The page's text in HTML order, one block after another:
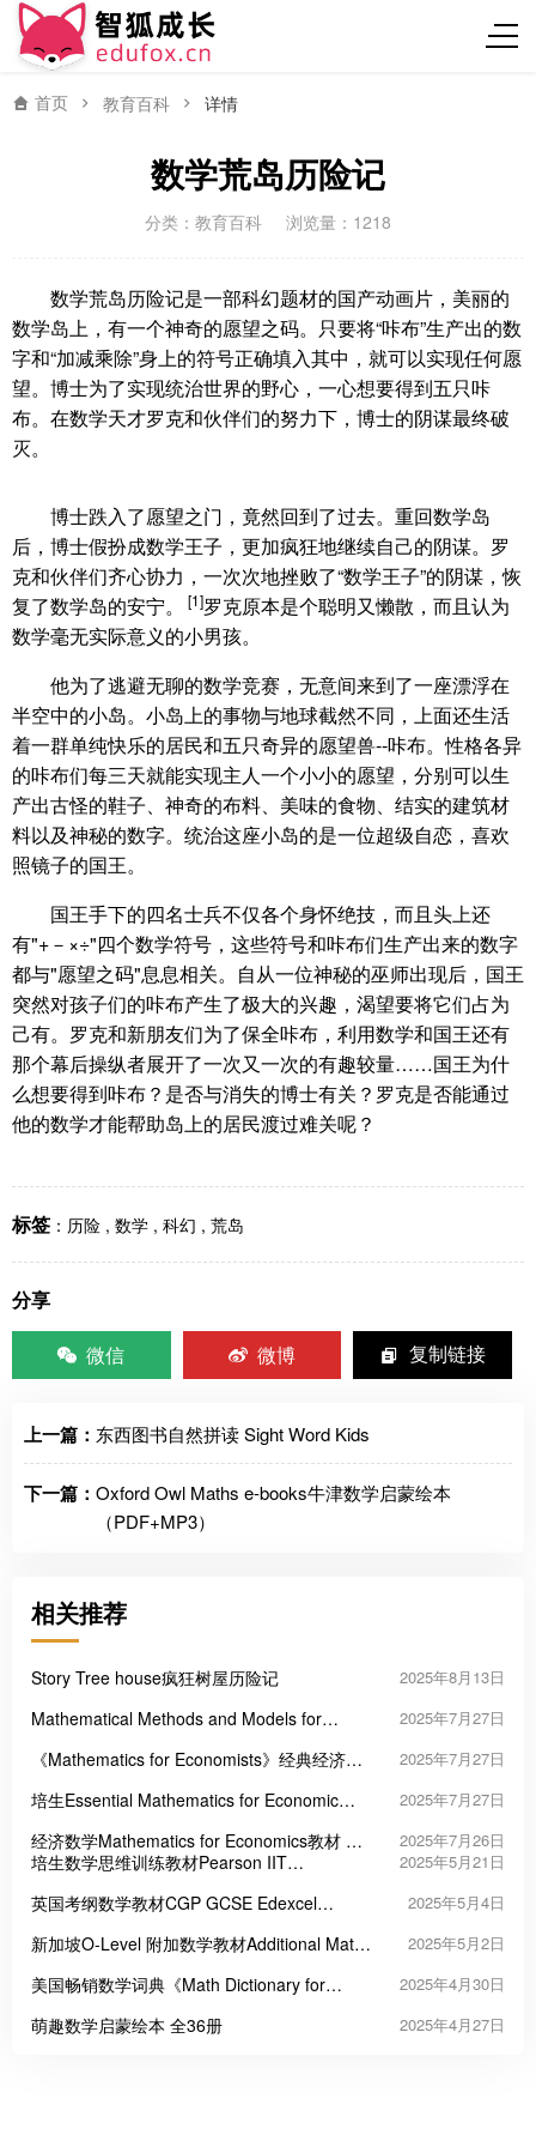
首页 教育百科 详情
数学荒岛历险记
分类： 教育百科 浏览量：1218
数学荒岛历险记是一部科幻题材的国产动画片，美丽的
数学岛上，有一个神奇的愿望之码。只要将“咔布”生产出的数
字和“加减乘除”身上的符号正确填入其中，就可以实现任何愿
望。博士为了实现统治世界的野心，一心想要得到五只咔
布。在数学天才罗克和伙伴们的努力下，博士的阴谋最终破
灭。
博士跌入了愿望之门，竟然回到了过去。重回数学岛
后，博士假扮成数学王子，更加疯狂地继续自己的阴谋。罗
克和伙伴们齐心协力，一次次地挫败了“数学王子”的阴谋，恢
复了数学岛的安宁。
[1]罗克原本是个聪明又懒散，而且认为
数学毫无实际意义的小男孩。
他为了逃避无聊的数学竞赛，无意间来到了一座漂浮在
半空中的小岛。小岛上的事物与地球截然不同，上面还生活
着一群单纯快乐的居民和五只奇异的愿望兽--咔布。性格各异
的咔布们每三天就能实现主人一个小小的愿望，分别可以生
产出古怪的鞋子、神奇的布料、美味的食物、结实的建筑材
料以及神秘的数字。统治这座小岛的是一位超级自恋，喜欢
照镜子的国王。
国王手下的四名士兵不仅各个身怀绝技，而且头上还
有"+－×÷"四个数学符号，这些符号和咔布们生产出来的数字
都与"愿望之码"息息相关。自从一位神秘的巫师出现后，国王
突然对孩子们的咔布产生了极大的兴趣，渴望要将它们占为
己有。罗克和新朋友们为了保全咔布，利用数学和国王还有
那个幕后操纵者展开了一次又一次的有趣较量……国王为什
么想要得到咔布？是否与消失的博士有关？罗克是否能通过
他的数学才能帮助岛上的居民渡过难关呢？
标签 ： 历险 , 数学 , 科幻 , 荒岛
分享
微信
微博 复制链接
上一篇： 东西图书自然拼读 Sight Word Kids
下一篇： Oxford Owl Maths e-books牛津数学启蒙绘本
（PDF+MP3）
相关推荐
Story Tree house疯狂树屋历险记 2025年8月13日
Mathematical Methods and Models for
2025年7月27日
《Mathematics for Economists》经典经济数
2025年7月27日
培生Essential Mathematics for Economic
2025年7月27日
经济数学Mathematics for Economics教材 英
文第三版
2025年7月26日
培生数学思维训练教材Pearson IIT
2025年5月21日
英国考纲数学教材CGP GCSE Edexcel
2025年5月4日
新加坡O-Level 附加数学教材Additional Maths
2025年5月2日
美国畅销数学词典《Math Dictionary for
2025年4月30日
萌趣数学启蒙绘本 全36册 2025年4月27日